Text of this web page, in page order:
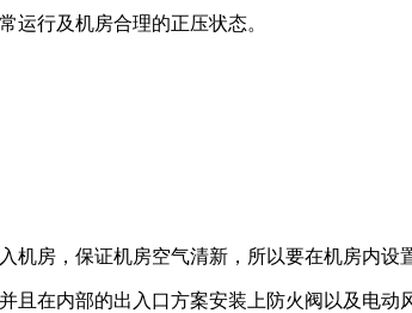
运行及机房合理的正压状态。
机房，保证机房空气清新，所以要在机房内设
且在内部的出入口方案安装上防火阀以及电动